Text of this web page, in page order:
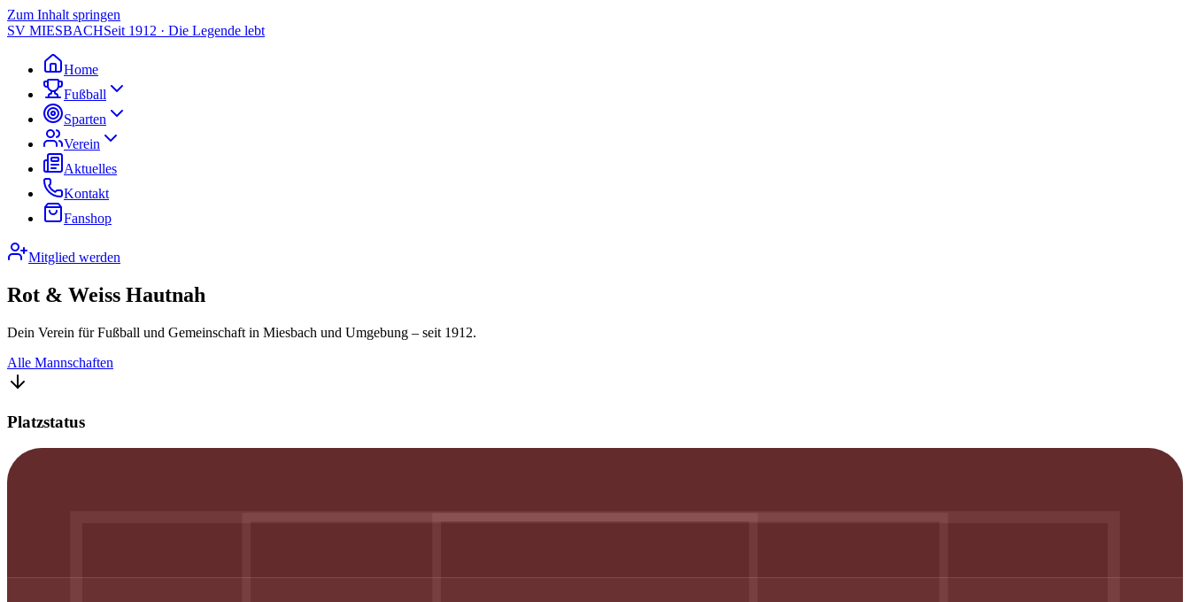
Zum Inhalt springen
SV MIESBACHSeit 1912 · Die Legende lebt
Home
Fußball
Sparten
Verein
Aktuelles
Kontakt
Fanshop
Mitglied werden
Rot & Weiss Hautnah
Dein Verein für Fußball und Gemeinschaft in Miesbach und Umgebung – seit 1912.
Alle Mannschaften
Platzstatus